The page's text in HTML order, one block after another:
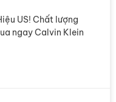
US! Chất lượng
ngay Calvin Klein